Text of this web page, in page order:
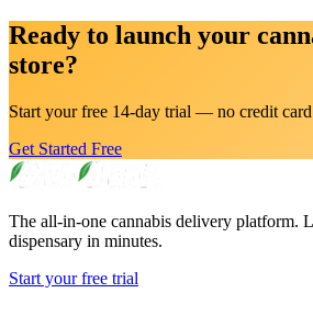
Ready to launch your
store?
Start your free 14-day trial — no credit
Get Started Free
The all-in-one cannabis delivery platform.
dispensary in minutes.
Start your free trial